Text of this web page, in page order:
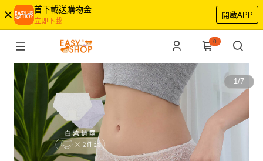
首下載送購物金
立即下載
開啟APP
0
1/7